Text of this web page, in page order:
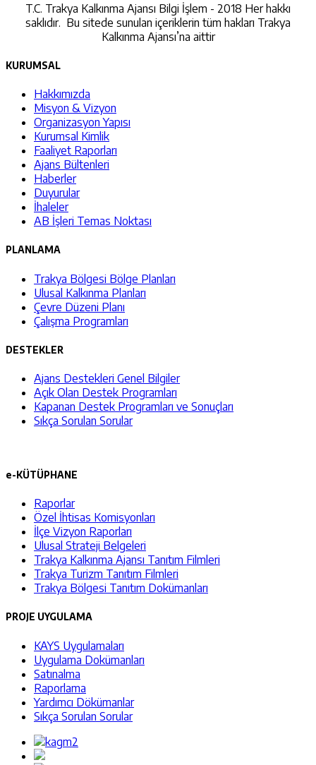
T.C. Trakya Kalkınma Ajansı Bilgi İşlem - 2018 Her hakkı
saklıdır. Bu sitede sunulan içeriklerin tüm hakları Trakya
Kalkınma Ajansı’na aittir
KURUMSAL
Hakkımızda
Misyon & Vizyon
Organizasyon Yapısı
Kurumsal Kimlik
Faaliyet Raporları
Ajans Bültenleri
Haberler
Duyurular
İhaleler
AB İşleri Temas Noktası
PLANLAMA
Trakya Bölgesi Bölge Planları
Ulusal Kalkınma Planları
Çevre Düzeni Planı
Çalışma Programları
DESTEKLER
Ajans Destekleri Genel Bilgiler
Açık Olan Destek Programları
Kapanan Destek Programları ve Sonuçları
Sıkça Sorulan Sorular
e-KÜTÜPHANE
Raporlar
Özel İhtisas Komisyonları
İlçe Vizyon Raporları
Ulusal Strateji Belgeleri
Trakya Kalkınma Ajansı Tanıtım Filmleri
Trakya Turizm Tanıtım Filmleri
Trakya Bölgesi Tanıtım Dokümanları
PROJE UYGULAMA
KAYS Uygulamaları
Uygulama Dokümanları
Satınalma
Raporlama
Yardımcı Dökümanlar
Sıkça Sorulan Sorular